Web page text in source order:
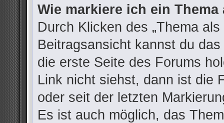
Wie markiere ich ein Thema
Durch Klicken des „Thema
Beitragsansicht kannst du
die erste Seite des Forums
Link nicht siehst, dann ist die
oder seit der letzten
Es ist auch möglich, das